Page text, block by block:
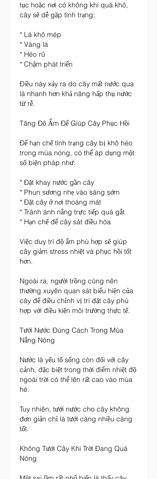
tục hoặc nơi có không khí quá khô,
cây sẽ dễ gặp tình trạng:
* Lá khô mép
* Vàng lá
* Héo rũ
* Chậm phát triển
Điều này xảy ra do cây mất nước qua
lá nhanh hơn khả năng hấp thụ nước
từ rễ.
Tăng Độ Ẩm Để Giúp Cây Phục Hồi
Để hạn chế tình trạng cây bị khô héo
trong mùa nóng, có thể áp dụng một
số biện pháp như:
* Đặt khay nước gần cây
* Phun sương nhẹ vào sáng sớm
* Đặt cây ở nơi thoáng mát
* Tránh ánh nắng trực tiếp quá gắt
* Hạn chế để cây sát điều hòa
Việc duy trì độ ẩm phù hợp sẽ giúp
cây giảm stress nhiệt và phục hồi tốt
hơn.
Ngoài ra, người trồng cũng nên
thường xuyên quan sát biểu hiện của
cây để điều chỉnh vị trí đặt cây phù
hợp với điều kiện môi trường thực tế.
Tưới Nước Đúng Cách Trong Mùa
Nắng Nóng
Nước là yếu tố sống còn đối với cây
cảnh, đặc biệt trong thời điểm nhiệt độ
ngoài trời có thể lên rất cao vào mùa
hè.
Tuy nhiên, tưới nước cho cây không
đơn giản chỉ là tưới càng nhiều càng
tốt.
Không Tưới Cây Khi Trời Đang Quá
Nóng